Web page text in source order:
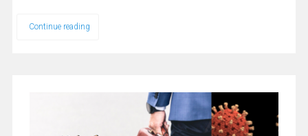
Continue reading